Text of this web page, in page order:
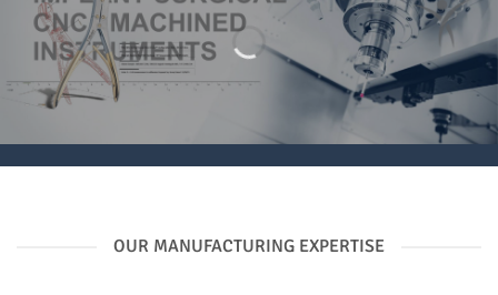
OUR MANUFACTURING EXPERTISE